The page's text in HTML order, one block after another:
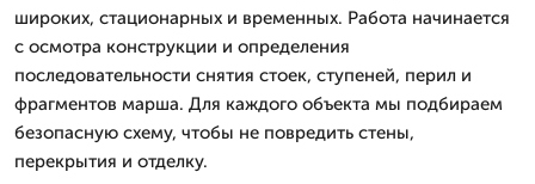
широких, стационарных и временных. Работа начинается
с осмотра конструкции и определения
последовательности снятия стоек, ступеней, перил и
фрагментов марша. Для каждого объекта мы подбираем
безопасную схему, чтобы не повредить стены,
перекрытия и отделку.